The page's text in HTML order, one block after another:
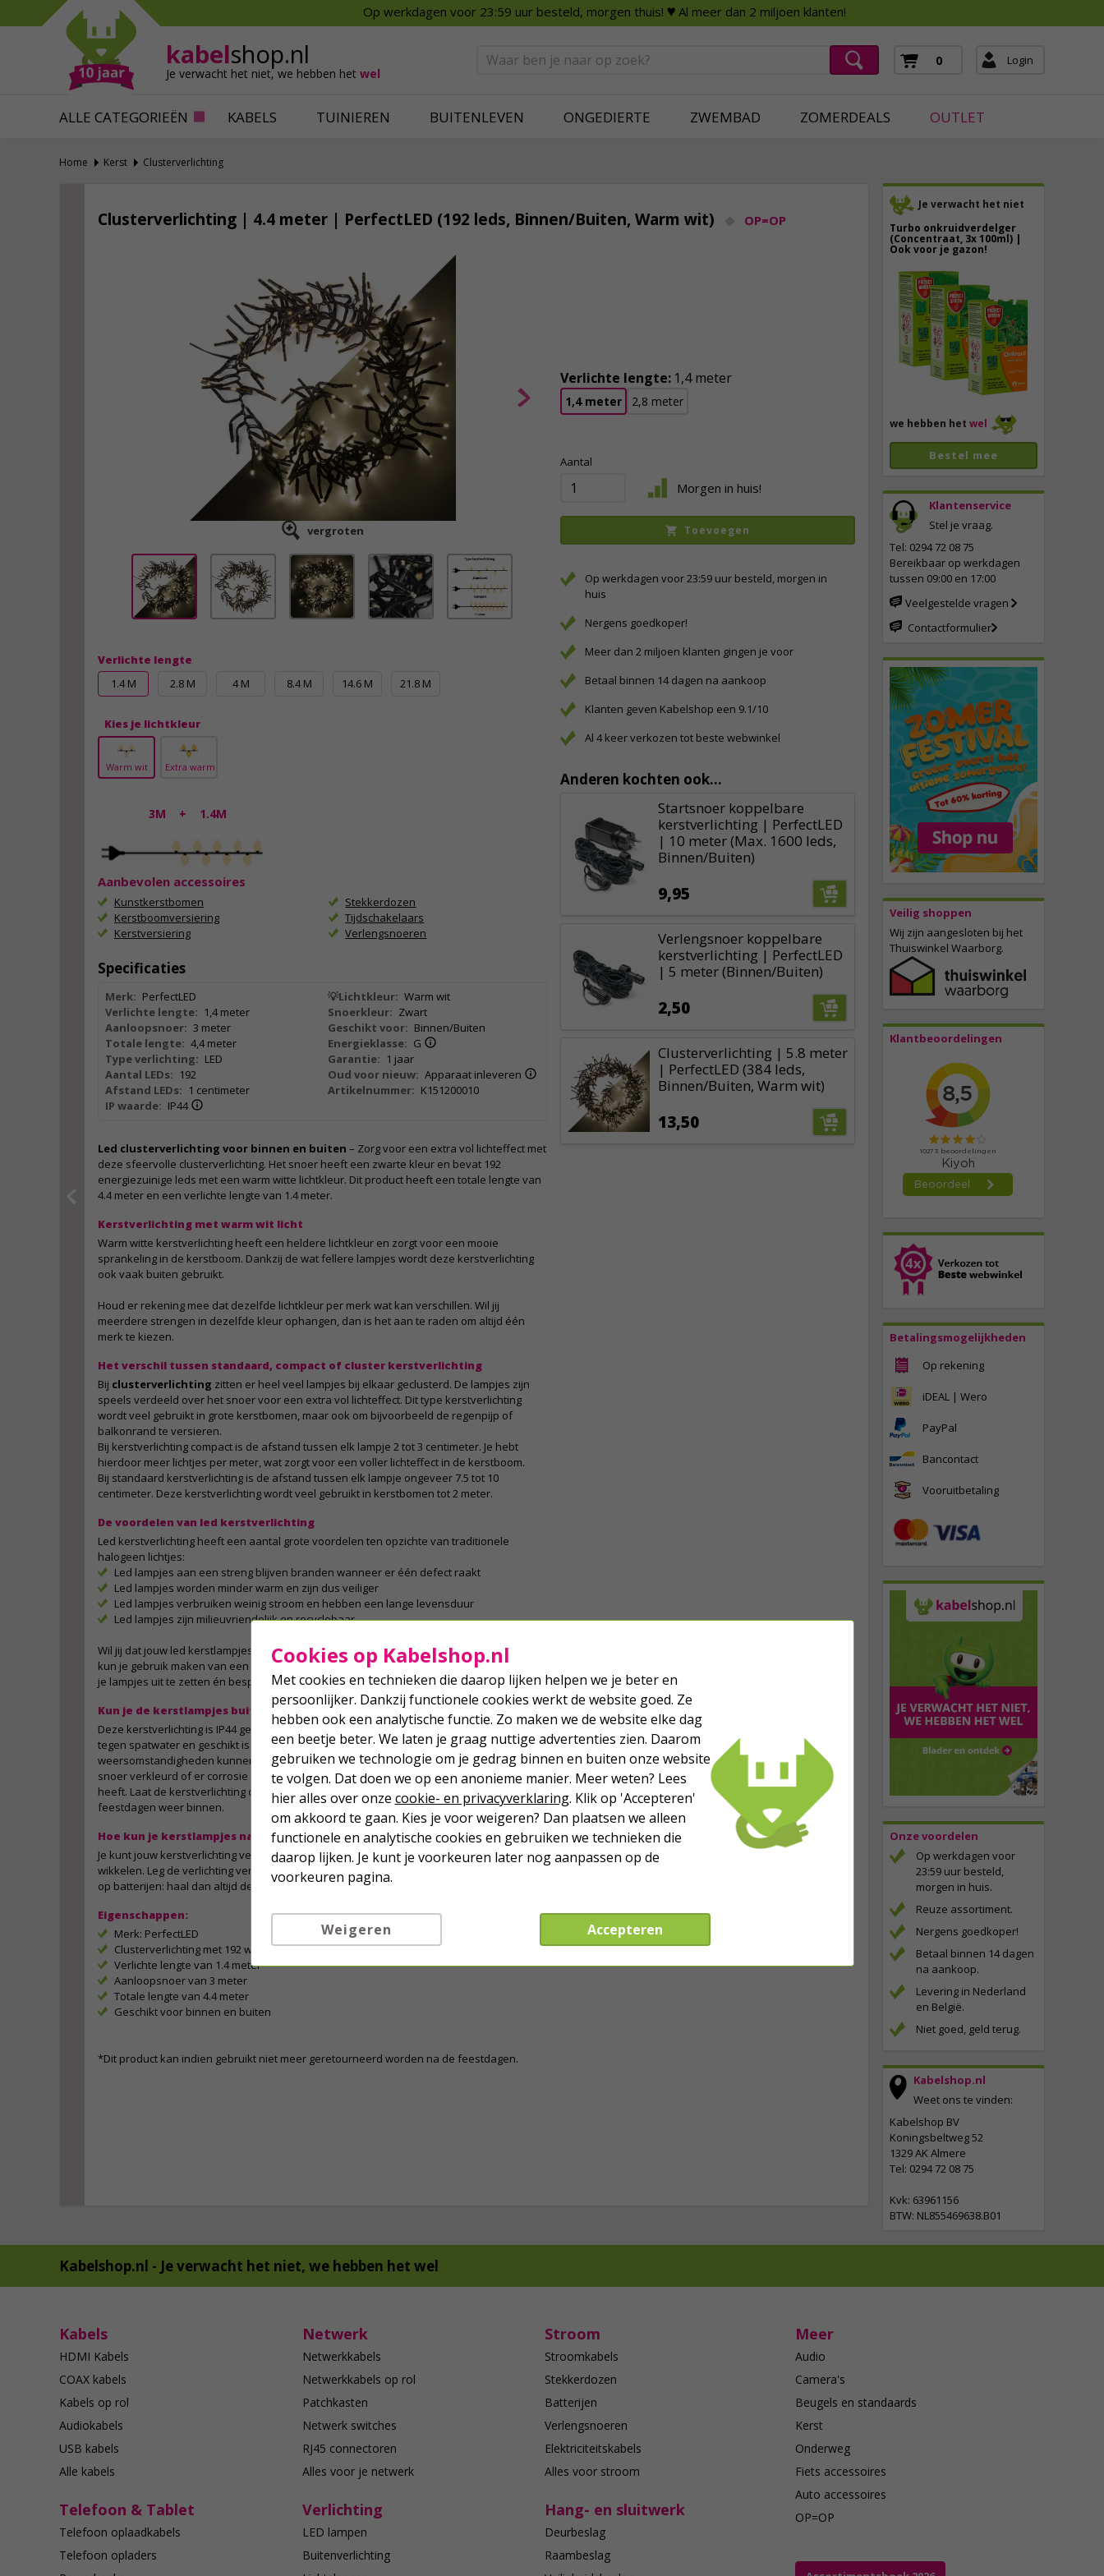
Op werkdagen voor 23:59 uur besteld, morgen thuis! ♥ Al meer dan 2 miljoen klanten!
kabelshop.nl
Je verwacht het niet, we hebben het wel
0 Login
ALLE CATEGORIEËN KABELS TUINIEREN BUITENLEVEN ONGEDIERTE ZWEMBAD ZOMERDEALS OUTLET
Mollen verjagen
Slakken bestrijden
Katten verjagen
Alles tegen ongedierte
Verfbenodigdheden
Behangbenodigdheden
Ventilatie
Smart Home
Deurbellen
Slimme beveiliging
Home Kerst Clusterverlichting
Je verwacht het niet
Turbo onkruidverdelger
(Concentraat, 3x 100ml) |
Ook voor je gazon!
40,
we hebben het wel
Bestel mee
Klantenservice
Stel je vraag.
Tel: 0294 72 08 75
Bereikbaar op werkdagen
tussen 09:00 en 17:00
Veelgestelde vragen
Contactformulier
Veilig shoppen
Wij zijn aangesloten bij het
Thuiswinkel Waarborg.
Klantbeoordelingen
Betalingsmogelijkheden
Op rekening
iDEAL | Wero
PayPal
Bancontact
Vooruitbetaling
Onze voordelen
Op werkdagen voor
23:59 uur besteld,
morgen in huis.
Reuze assortiment.
Nergens goedkoper!
Betaal binnen 14 dagen
na aankoop.
Levering in Nederland
en België.
Niet goed, geld terug.
Kabelshop.nl
Weet ons te vinden:
Kabelshop BV
Koningsbeltweg 52
1329 AK Almere
Tel: 0294 72 08 75
Kvk: 63961156
BTW: NL855469638.B01
Clusterverlichting | 4.4 meter | PerfectLED (192 leds, Binnen/Buiten, Warm wit) OP=OP
vergroten
Verlichte lengte
1.4 M
2.8 M 4 M 8.4 M 14.6 M 21.8 M
Kies je lichtkleur
Warm wit Extra warm
3M + 1.4M
Aanbevolen accessoires
Kunstkerstbomen
Kerstboomversiering
Kerstversiering
Stekkerdozen
Tijdschakelaars
Verlengsnoeren
Specificaties
Merk: PerfectLED
Verlichte lengte: 1,4 meter
Aanloopsnoer: 3 meter
Totale lengte: 4,4 meter
Type verlichting: LED
Aantal LEDs: 192
Afstand LEDs: 1 centimeter
IP waarde: IP44
💡Lichtkleur: Warm wit
Snoerkleur: Zwart
Geschikt voor: Binnen/Buiten
Energieklasse: G
Garantie: 1 jaar
Oud voor nieuw: Apparaat inleveren
Artikelnummer: K151200010
Led clusterverlichting voor binnen en buiten – Zorg voor een extra vol lichteffect met
deze sfeervolle clusterverlichting. Het snoer heeft een zwarte kleur en bevat 192
energiezuinige leds met een warm witte lichtkleur. Dit product heeft een totale lengte van
4.4 meter en een verlichte lengte van 1.4 meter.
Kerstverlichting met warm wit licht
Warm witte kerstverlichting heeft een heldere lichtkleur en zorgt voor een mooie
sprankeling in de kerstboom. Dankzij de wat fellere lampjes wordt deze kerstverlichting
ook vaak buiten gebruikt.
Houd er rekening mee dat dezelfde lichtkleur per merk wat kan verschillen. Wil jij
meerdere strengen in dezelfde kleur ophangen, dan is het aan te raden om altijd één
merk te kiezen.
Het verschil tussen standaard, compact of cluster kerstverlichting
Bij clusterverlichting zitten er heel veel lampjes bij elkaar geclusterd. De lampjes zijn
speels verdeeld over het snoer voor een extra vol lichteffect. Dit type kerstverlichting
wordt veel gebruikt in grote kerstbomen, maar ook om bijvoorbeeld de regenpijp of
balkonrand te versieren.
Bij kerstverlichting compact is de afstand tussen elk lampje 2 tot 3 centimeter. Je hebt
hierdoor meer lichtjes per meter, wat zorgt voor een voller lichteffect in de kerstboom.
Bij standaard kerstverlichting is de afstand tussen elk lampje ongeveer 7.5 tot 10
centimeter. Deze kerstverlichting wordt veel gebruikt in kerstbomen tot 2 meter.
De voordelen van led kerstverlichting
Led kerstverlichting heeft een aantal grote voordelen ten opzichte van traditionele
halogeen lichtjes:
Led lampjes aan een streng blijven branden wanneer er één defect raakt
Led lampjes worden minder warm en zijn dus veiliger
Led lampjes verbruiken weinig stroom en hebben een lange levensduur
Led lampjes zijn milieuvriendelijk en recyclebaar
Wil jij dat jouw led kerstlampjes automatisch in- en uitschakelen op een bepaalde tijd, dan
kun je gebruik maken van een tijdschakelaar of slimme stekker. Zo vergeet je nooit meer
je lampjes uit te zetten én bespaar je bovendien op je stroomkosten!
Kun je de kerstlampjes buiten laten hangen?
Deze kerstverlichting is IP44 gecertificeerd, wat betekent dat de verlichting bestand is
tegen spatwater en geschikt is voor buitengebruik. Regen, wind of andere
weersomstandigheden kunnen het lichtsnoer wel aantasten, waardoor bijvoorbeeld het
snoer verkleurd of er corrosie (roest) ontstaat en het product een kortere levensduur
heeft. Laat de kerstverlichting daarom niet het hele jaar buitenhangen en haal het na de
feestdagen weer binnen.
Hoe kun je kerstlampjes na de feestdagen het beste bewaren?
Je kunt jouw kerstverlichting veilig bewaren door de strengen om een lege kabelhaspel te
wikkelen. Leg de verlichting vervolgens op een droge plek in huis. Heb jij kerstverlichting
op batterijen: haal dan altijd de batterijen eruit.
Eigenschappen:
Merk: PerfectLED
Clusterverlichting met 192 warm witte leds
Verlichte lengte van 1.4 meter
Aanloopsnoer van 3 meter
Totale lengte van 4.4 meter
Geschikt voor binnen en buiten
*Dit product kan indien gebruikt niet meer geretourneerd worden na de feestdagen.
Verlichte lengte: 1,4 meter
1,4 meter 2,8 meter
Aantal
Morgen in huis!
Toevoegen
Op werkdagen voor 23:59 uur besteld, morgen in
huis
Nergens goedkoper!
Meer dan 2 miljoen klanten gingen je voor
Betaal binnen 14 dagen na aankoop
Klanten geven Kabelshop een 9.1/10
Al 4 keer verkozen tot beste webwinkel
Anderen kochten ook...
Startsnoer koppelbare
kerstverlichting | PerfectLED
| 10 meter (Max. 1600 leds,
Binnen/Buiten)
9,95
Verlengsnoer koppelbare
kerstverlichting | PerfectLED
| 5 meter (Binnen/Buiten)
2,50
Clusterverlichting | 5.8 meter
| PerfectLED (384 leds,
Binnen/Buiten, Warm wit)
13,50
Kabelshop.nl - Je verwacht het niet, we hebben het wel
Kabels
HDMI Kabels
COAX kabels
Kabels op rol
Audiokabels
USB kabels
Alle kabels
Netwerk
Netwerkkabels
Netwerkkabels op rol
Patchkasten
Netwerk switches
RJ45 connectoren
Alles voor je netwerk
Stroom
Stroomkabels
Stekkerdozen
Batterijen
Verlengsnoeren
Elektriciteitskabels
Alles voor stroom
Telefoon & Tablet
Telefoon oplaadkabels
Telefoon opladers
Verlichting
LED lampen
Buitenverlichting
Hang- en sluitwerk
Deurbeslag
Raambeslag
Meer
Audio
Camera's
Beugels en standaards
Kerst
Onderweg
Fiets accessoires
Auto accessoires
OP=OP
Cookies op Kabelshop.nl
Met cookies en technieken die daarop lijken helpen we je beter en
persoonlijker. Dankzij functionele cookies werkt de website goed. Ze
hebben ook een analytische functie. Zo maken we de website elke dag
een beetje beter. We laten je graag nuttige advertenties zien. Daarom
gebruiken we technologie om je gedrag binnen en buiten onze website
te volgen. Dat doen we op een anonieme manier. Meer weten? Lees
hier alles over onze cookie- en privacyverklaring. Klik op 'Accepteren'
om akkoord te gaan. Kies je voor weigeren? Dan plaatsen we alleen
functionele en analytische cookies en gebruiken we technieken die
daarop lijken. Je kunt je voorkeuren later nog aanpassen op de
voorkeuren pagina.
Accepteren
Weigeren